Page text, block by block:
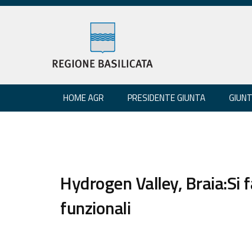
HOME AGR PRESIDENTE GIUNTA
Hydrogen Valley, Braia:Si
funzionali